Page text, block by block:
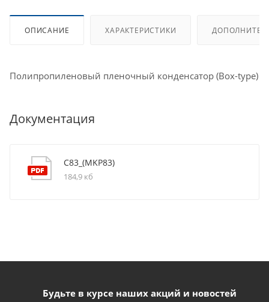
ОПИСАНИЕ ХАРАКТЕРИСТИКИ
Полипропиленовый пленочный конденсатор (Box-type)
Документация
C83_(MKP83)
184,9 кб
Будьте в курсе наших акций и новостей